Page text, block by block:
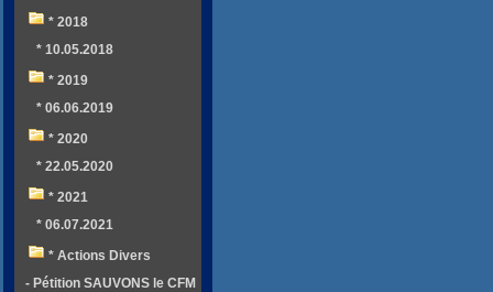
* 2018
* 10.05.2018
* 2019
* 06.06.2019
* 2020
* 22.05.2020
* 2021
* 06.07.2021
* Actions Divers
- Pétition SAUVONS le CFM